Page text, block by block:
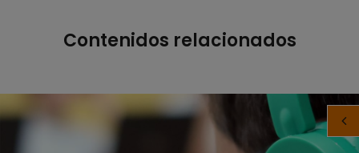
Contenidos relacionados